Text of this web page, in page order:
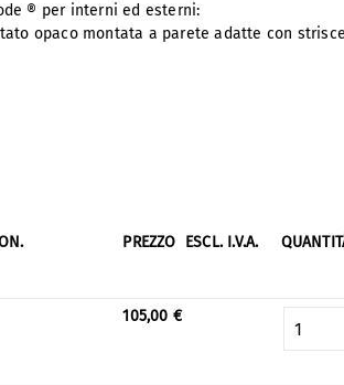
® per interni ed esterni:
opaco montata a parete adatte con
PREZZO ESCL. I.V.A.
105,00 €